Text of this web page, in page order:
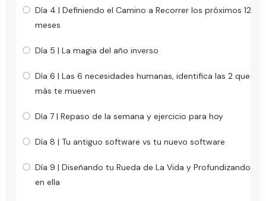
Día 4 | Definiendo el Camino a Recorrer los próximos 12
meses
Día 5 | La magia del año inverso
Día 6 | Las 6 necesidades humanas, identifica las 2 que
más te mueven
Día 7 | Repaso de la semana y ejercicio para hoy
Día 8 | Tu antiguo software vs tu nuevo software
Día 9 | Diseñando tu Rueda de La Vida y Profundizando
en ella